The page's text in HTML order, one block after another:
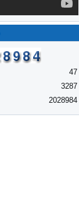
47
3287
2028984